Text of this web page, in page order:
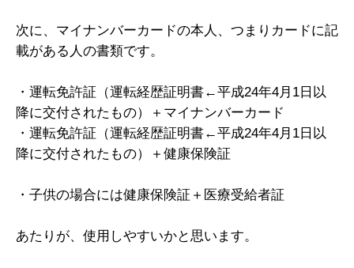
次に、マイナンバーカードの本人、つまりカードに記
載がある人の書類です。
・運転免許証（運転経歴証明書←平成24年4月1日以
降に交付されたもの）＋マイナンバーカード
・運転免許証（運転経歴証明書←平成24年4月1日以
降に交付されたもの）＋健康保険証
・子供の場合には健康保険証＋医療受給者証
あたりが、使用しやすいかと思います。